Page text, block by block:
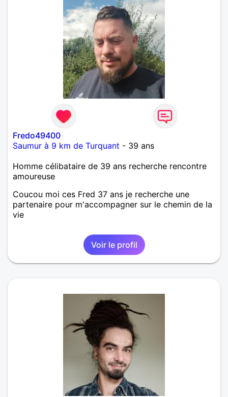
Fredo49400
Saumur à 9 km de Turquant - 39 ans
Homme célibataire de 39 ans recherche rencontre
amoureuse
Coucou moi ces Fred 37 ans je recherche une
partenaire pour m'accompagner sur le chemin de la
vie
Voir le profil